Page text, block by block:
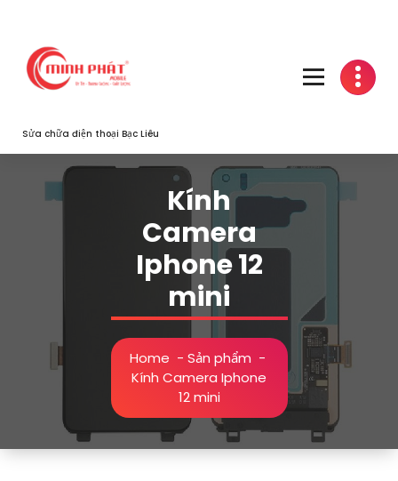
content
Sửa chữa điện thoại Bạc Liêu
Kính
Camera
Iphone 12
mini
Home - Sản phẩm -
Kính Camera Iphone
12 mini